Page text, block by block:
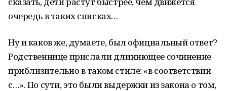
очередь в таких списках…
Ну и каков же, думаете, был официальный ответ?
Родственнице прислали длиннющее сочинение
приблизительно в таком стиле: «в соответствии
с…». По сути, это были выдержки из закона о том,